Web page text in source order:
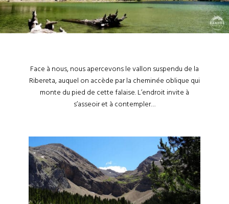
Face à nous, nous apercevons le vallon suspendu de la
Ribereta, auquel on accède par la cheminée oblique qui
monte du pied de cette falaise. L’endroit invite à
s’asseoir et à contempler…